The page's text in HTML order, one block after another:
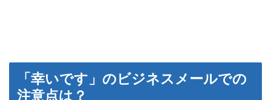
「幸いです」のビジネスメールでの
注意点は？